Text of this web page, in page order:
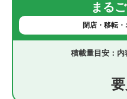
まる
閉店・移転
内